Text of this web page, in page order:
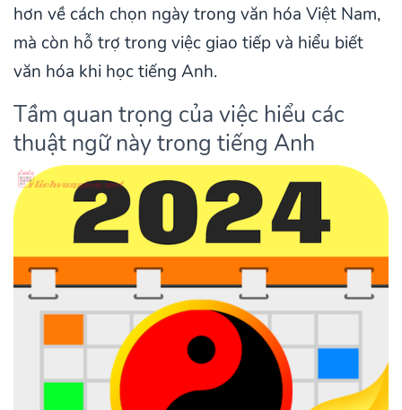
hơn về cách chọn ngày trong văn hóa Việt Nam,
mà còn hỗ trợ trong việc giao tiếp và hiểu biết
văn hóa khi học tiếng Anh.
Tầm quan trọng của việc hiểu các
thuật ngữ này trong tiếng Anh